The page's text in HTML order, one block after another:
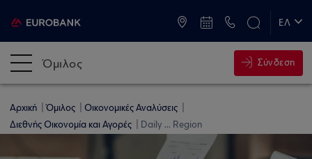
ΕΛ
Όμιλος Σύνδεση
Αρχική Όμιλος
Οικονομικές Αναλύσεις
Διεθνής Οικονομία και Αγορές
Daily ... Region